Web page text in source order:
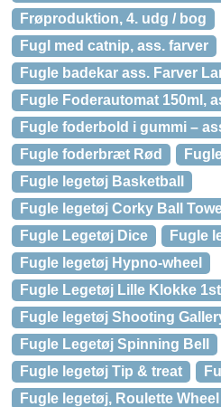
Frøproduktion, 4. udg / bog
Fugl med catnip, ass. farver
Fugle badekar ass. Farver
Fugle Foderautomat 150ml,
Fugle foderbold i gummi –
Fugle foderbræt Rød
Fugle legetøj Basketball
Fugle legetøj Corky Ball
Fugle Legetøj Dice
Fugle
Fugle legetøj Hypno-wheel
Fugle Legetøj Lille Klokke
Fugle legetøj Shooting
Fugle Legetøj Spinning Bell
Fugle legetøj Tip & treat
Fugle legetøj, Roulette Wheel